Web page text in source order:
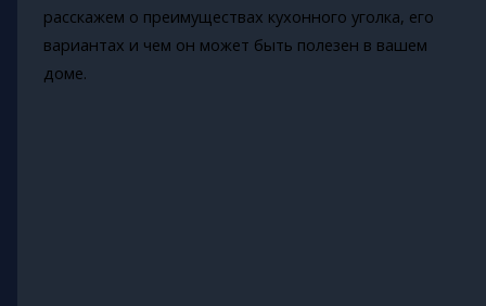
расскажем о преимуществах кухонного уголка, его
вариантах и чем он может быть полезен в вашем
доме.